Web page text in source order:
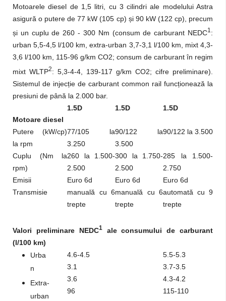
Motoarele diesel de 1,5 litri, cu 3 cilindri ale modelului Astra
asigură o putere de 77 kW (105 cp) și 90 kW (122 cp), precum
și un cuplu de 260 - 300 Nm (consum de carburant NEDC1 :
urban 5,5-4,5 l/100 km, extra-urban 3,7-3,1 l/100 km, mixt 4,3-
3,6 l/100 km, 115-96 g/km CO2; consum de carburant în regim
mixt WLTP2: 5,3-4-4, 139-117 g/km CO2; cifre preliminare).
Sistemul de injecție de carburant common rail funcționează la
presiuni de până la 2.000 bar.
Motoare diesel
1.5D 1.5D 1.5D
Putere (kW/cp)
la rpm
77/105 la
3.250
90/122 la
3.500
90/122 la 3.500
Cuplu (Nm la
rpm)
260 la 1.500-
2.500
300 la 1.750-
2.500
285 la 1.500-
2.750
Emisii
Euro 6d Euro 6d
Euro 6d
Transmisie
manuală cu 6
trepte
manuală cu 6
trepte
automată cu 9
trepte
Valori preliminare NEDC1ale consumului de carburant
(l/100 km)
Urba
n
Extra-
urban
4.6-4.5
3.1
3.6
96
5.5-5.3
3.7-3.5
4.3-4.2
115-110